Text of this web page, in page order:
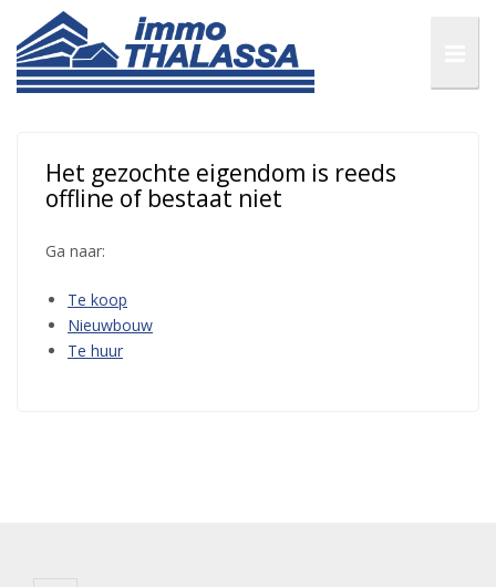
Het gezochte eigendom is reeds
offline of bestaat niet
Ga naar:
Te koop
Nieuwbouw
Te huur